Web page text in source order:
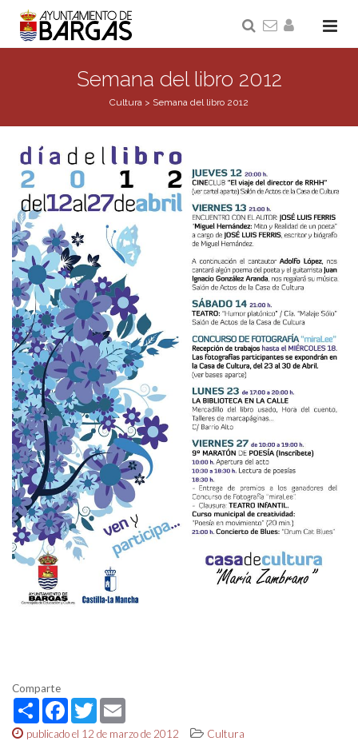
Semana del libro 2012
Cultura > Semana del libro 2012
Comparte
ShareFacebook
Twitter
publicado el 12 de marzo de 2012 Cultura